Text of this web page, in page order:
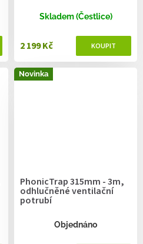
Skladem (Čestlice)
2 199 Kč
Novinka
PhonicTrap 315mm - 3m,
odhlučněné ventilační
potrubí
Objednáno